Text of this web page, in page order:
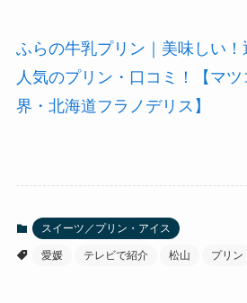
ふらの牛乳プリン｜美味しい
人気のプリン・口コミ！【マ
界・北海道フラノデリス】
スイーツ／プリン・アイス
愛媛 テレビで紹介 松山 プリン